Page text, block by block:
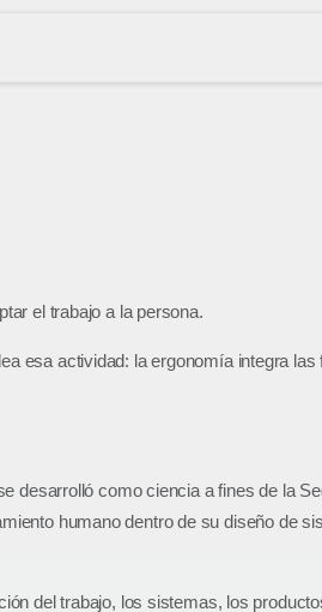
el trabajo a la persona.
esa actividad: la ergonomía integra las
desarrolló como ciencia a fines de la
humano dentro de su diseño de
del trabajo, los sistemas, los